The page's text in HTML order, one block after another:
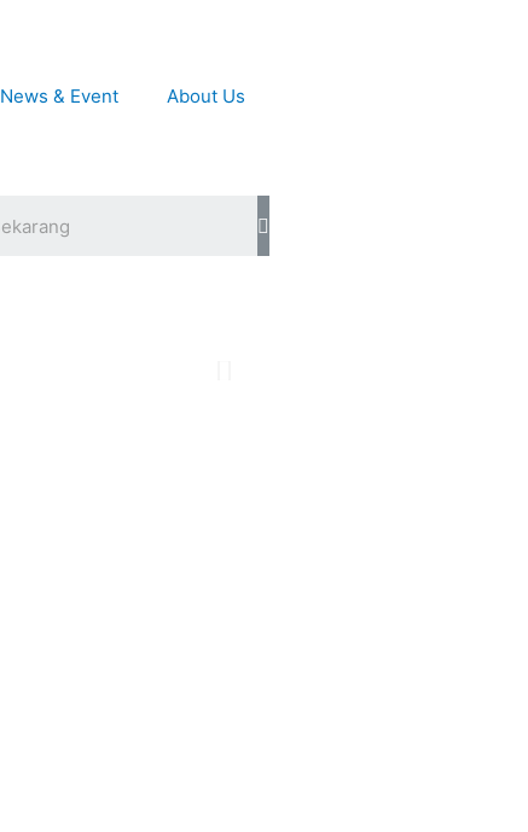
News & Event About Us